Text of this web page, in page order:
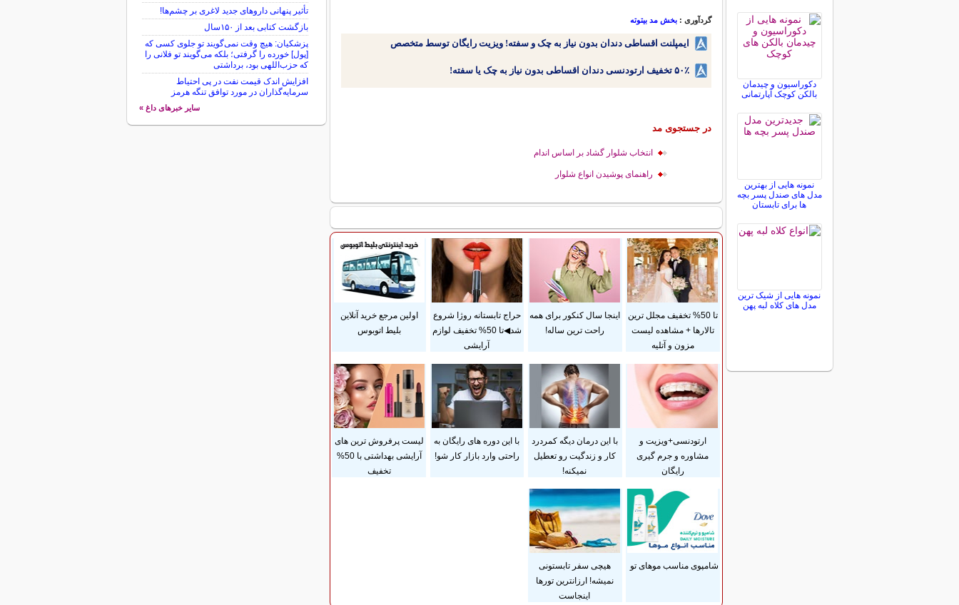
گردآوری :بخش مد بیتوته
ایمپلنت اقساطی دندان بدون نیاز به چک و سفته! ویزیت رایگان توسط متخصص
۵۰٪ تخفیف ارتودنسی دندان اقساطی بدون نیاز به چک یا سفته!
در جستجوی مد
انتخاب شلوار گشاد بر اساس اندام
راهنمای پوشیدن انواع شلوار
تا 50% تخفیف مجلل ترین
تالارها + مشاهده لیست
مزون و آتلیه
اینجا سال کنکور برای همه
راحت ترین ساله!
حراج تابستانه روژا شروع
شد◀تا 50% تخفیف لوازم
آرایشی
اولین مرجع خرید آنلاین
بلیط اتوبوس
ارتودنسی+ویزیت و
مشاوره و جرم گیری
رایگان
با این درمان دیگه کمردرد
کار و زندگیت رو تعطیل
نمیکنه!
با این دوره های رایگان به
راحتی وارد بازار کار شو!
لیست پرفروش ترین های
آرایشی بهداشتی با 50%
تخفیف
شامپوی مناسب موهای تو
هیچی سفر تابستونی
نمیشه! ارزانترین تورها
اینجاست
دکوراسیون و چیدمان
بالکن کوچک آپارتمانی
نمونه هایی از بهترین
مدل های صندل پسر بچه
ها برای تابستان
نمونه هایی از شیک ترین
مدل های کلاه لبه پهن
تأثیر پنهانی داروهای جدید لاغری بر چشم‌ها!
بازگشت کتابی بعد از ۱۵۰سال
پزشکیان: هیچ وقت نمی‌گویند تو جلوی کسی که
[پول] خورده را گرفتی؛ بلکه می‌گویند تو فلانی را
که حزب‌اللهی بود، برداشتی
افزایش اندک قیمت نفت در پی احتیاط
سرمایه‌گذاران در مورد توافق تنگه هرمز
سایر خبرهای داغ »